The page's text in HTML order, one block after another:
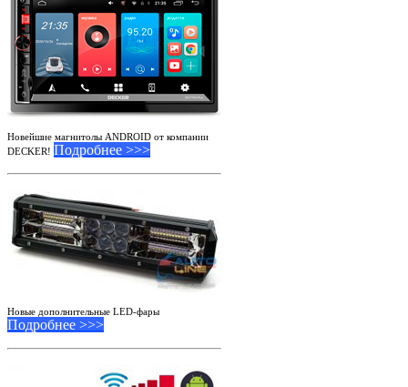
Новейшие магнитолы ANDROID от компании
DECKER! Подробнее >>>
Новые дополнительные LED-фары
Подробнее >>>